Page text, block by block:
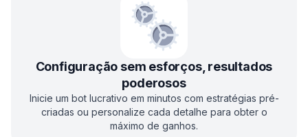
Configuração sem esforços, resultados
poderosos
Inicie um bot lucrativo em minutos com estratégias pré-
criadas ou personalize cada detalhe para obter o
máximo de ganhos.